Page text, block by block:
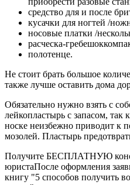
средство для и после
кусачки для ногтей /
носовые платки /
расческа-
полотенце.
Не стоит брать большое
также лучше оставить дома
Обязательно нужно взять с
лейкопластырь с запасом, так
носке неизбежно приводит к
мозолей. Пластырь
Получите БЕСПЛАТНУЮ
юристаПосле оформления
книгу "5 способов получить